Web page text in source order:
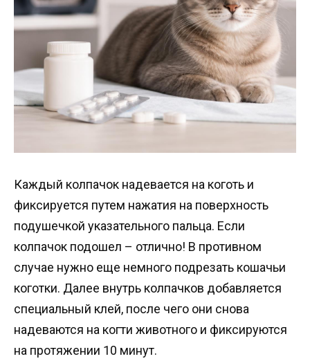
Каждый колпачок надевается на коготь и
фиксируется путем нажатия на поверхность
подушечкой указательного пальца. Если
колпачок подошел – отлично! В противном
случае нужно еще немного подрезать кошачьи
коготки. Далее внутрь колпачков добавляется
специальный клей, после чего они снова
надеваются на когти животного и фиксируются
на протяжении 10 минут.